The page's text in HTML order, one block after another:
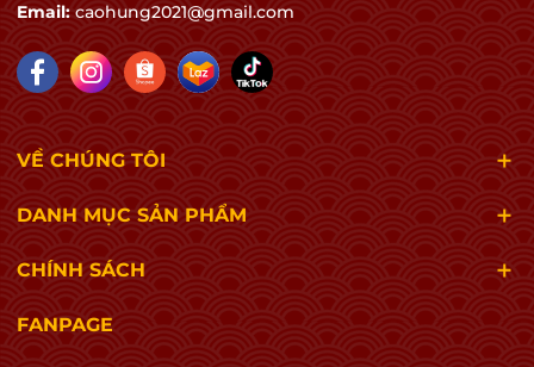
Email: caohung2021@gmail.com
VỀ CHÚNG TÔI
DANH MỤC SẢN PHẨM
CHÍNH SÁCH
FANPAGE